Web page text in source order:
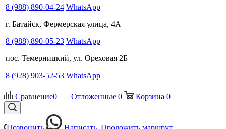
8 (988) 890-04-24 WhatsApp
г. Батайск, Фермерская улица, 4А
8 (988) 890-05-23 WhatsApp
пос. Темерницкий, ул. Ореховая 2Б
8 (928) 903-52-53 WhatsApp
Сравнение0 Отложенные 0 Корзина 0